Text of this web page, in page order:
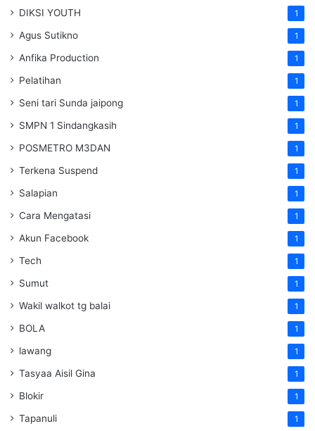
DIKSI YOUTH 1
Agus Sutikno 1
Anfika Production 1
Pelatihan 1
Seni tari Sunda jaipong 1
SMPN 1 Sindangkasih 1
POSMETRO M3DAN 1
Terkena Suspend 1
Salapian 1
Cara Mengatasi 1
Akun Facebook 1
Tech 1
Sumut 1
Wakil walkot tg balai 1
BOLA 1
lawang 1
Tasyaa Aisil Gina 1
Blokir 1
Tapanuli 1